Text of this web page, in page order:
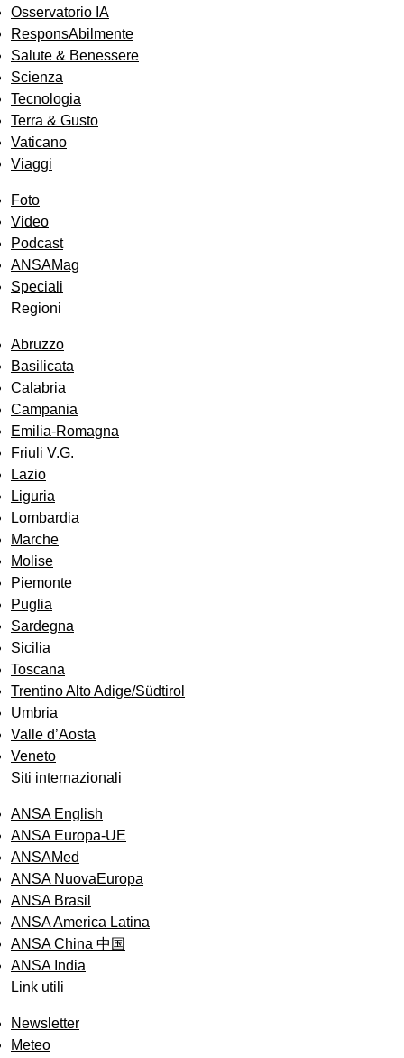
Osservatorio IA
ResponsAbilmente
Salute & Benessere
Scienza
Tecnologia
Terra & Gusto
Vaticano
Viaggi
Foto
Video
Podcast
ANSAMag
Speciali
Regioni
Abruzzo
Basilicata
Calabria
Campania
Emilia-Romagna
Friuli V.G.
Lazio
Liguria
Lombardia
Marche
Molise
Piemonte
Puglia
Sardegna
Sicilia
Toscana
Trentino Alto Adige/Südtirol
Umbria
Valle d’Aosta
Veneto
Siti internazionali
ANSA English
ANSA Europa-UE
ANSAMed
ANSA NuovaEuropa
ANSA Brasil
ANSA America Latina
ANSA China 中国
ANSA India
Link utili
Newsletter
Meteo